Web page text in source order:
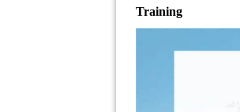
Training